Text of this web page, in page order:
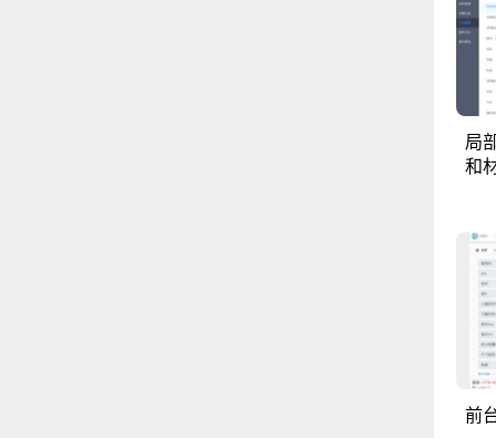
局
和
前